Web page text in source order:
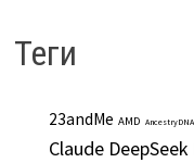
Теги
23andMe AMD AncestryDNA
Claude DeepSeek